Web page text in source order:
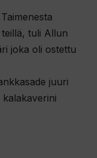
tuli Allun
joka oli ostettu
juuri